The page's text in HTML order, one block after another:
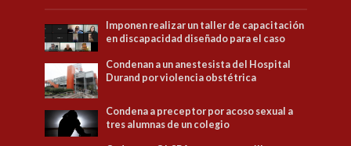
Imponen realizar un taller de capacitación
en discapacidad diseñado para el caso
Condenan a un anestesista del Hospital
Durand por violencia obstétrica
Condena a preceptor por acoso sexual a
tres alumnas de un colegio